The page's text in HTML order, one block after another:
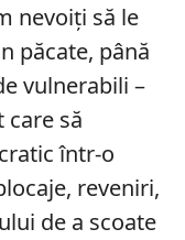
nevoiţi să le
păcate, până
vulnerabili –
care să
într-o
reveniri,
de a scoate